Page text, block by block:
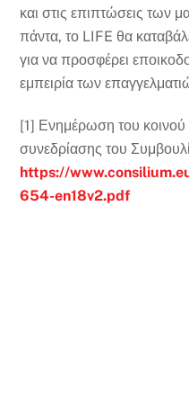
και στις επιπτώσεις
πάντα, το LIFE θα
για να προσφέρει
εμπειρία των
[1] Ενημέρωση του κοινού
συνεδρίασης του
https://
654-en18v2.pdf